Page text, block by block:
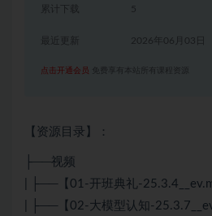
累计下载 5
2026年06月03日
点击开通会员 免费享有本站所有课程资源
【资源目录】：
├──视频
| ├──【01-开班典礼-
| ├──【02-大模型认知-